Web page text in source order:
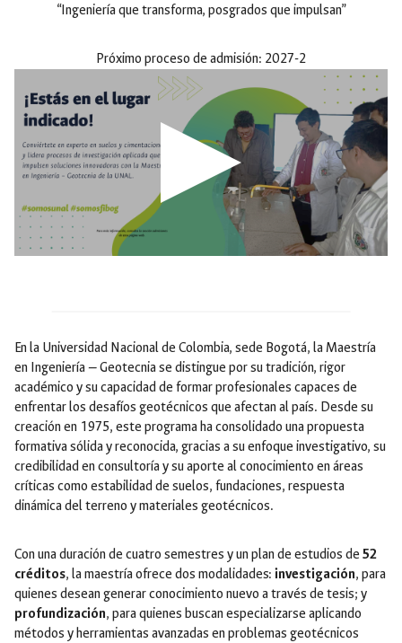
“Ingeniería que transforma, posgrados que impulsan”
Próximo proceso de admisión: 2027-2
En la Universidad Nacional de Colombia, sede Bogotá, la Maestría
en Ingeniería — Geotecnia se distingue por su tradición, rigor
académico y su capacidad de formar profesionales capaces de
enfrentar los desafíos geotécnicos que afectan al país. Desde su
creación en 1975, este programa ha consolidado una propuesta
formativa sólida y reconocida, gracias a su enfoque investigativo, su
credibilidad en consultoría y su aporte al conocimiento en áreas
críticas como estabilidad de suelos, fundaciones, respuesta
dinámica del terreno y materiales geotécnicos.
Con una duración de cuatro semestres y un plan de estudios de 52
créditos, la maestría ofrece dos modalidades: investigación, para
quienes desean generar conocimiento nuevo a través de tesis; y
profundización, para quienes buscan especializarse aplicando
métodos y herramientas avanzadas en problemas geotécnicos